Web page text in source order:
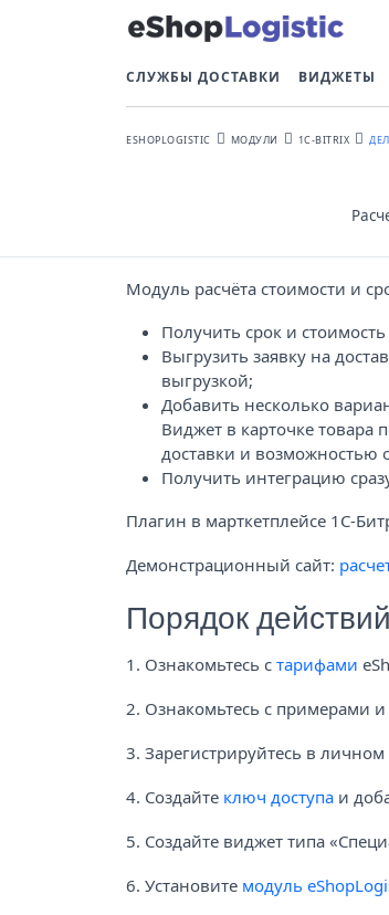
СЛУЖБЫ ДОСТАВКИ ВИДЖЕТЫ
ESHOPLOGISTIC МОДУЛИ 1С-BITRIX
Модуль расчёта стоимости и
Получить срок и
Выгрузить заявку на
выгрузкой;
Добавить несколько
Виджет в карточке товара
доставки и возможностью
Получить интеграцию
Плагин в марткетплейсе 1С-
Демонстрационный сайт:
Порядок
1. Ознакомьтесь с тарифами
2. Ознакомьтесь с примерами
3. Зарегистрируйтесь в личном
4. Создайте ключ доступа и
5. Создайте виджет типа
6. Установите модуль